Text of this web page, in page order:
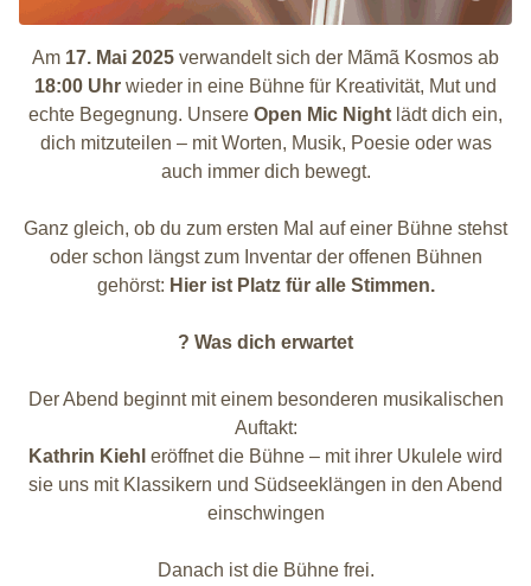
Am 17. Mai 2025 verwandelt sich der Mãmã Kosmos ab
18:00 Uhr wieder in eine Bühne für Kreativität, Mut und
echte Begegnung. Unsere Open Mic Night lädt dich ein,
dich mitzuteilen – mit Worten, Musik, Poesie oder was
auch immer dich bewegt.
Ganz gleich, ob du zum ersten Mal auf einer Bühne stehst
oder schon längst zum Inventar der offenen Bühnen
gehörst: Hier ist Platz für alle Stimmen.
? Was dich erwartet
Der Abend beginnt mit einem besonderen musikalischen
Auftakt:
Kathrin Kiehl eröffnet die Bühne – mit ihrer Ukulele wird
sie uns mit Klassikern und Südseeklängen in den Abend
einschwingen
Danach ist die Bühne frei.